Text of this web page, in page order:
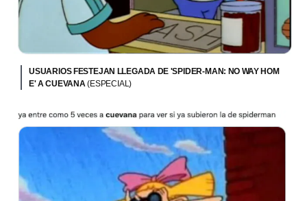
USUARIOS FESTEJAN LLEGADA DE 'SPIDER-MAN: NO WAY HOM
E' A CUEVANA(ESPECIAL)